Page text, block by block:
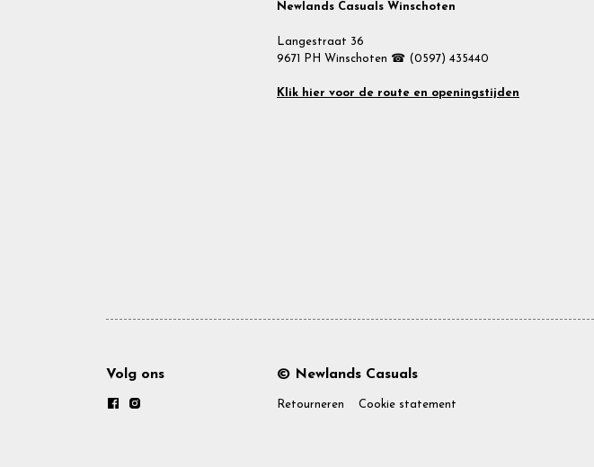
Newlands Casuals Winschoten
Langestraat 36
9671 PH Winschoten ☎ (0597) 435440
Klik hier voor de route en openingstijden
Volg ons © Newlands Casuals
Retourneren Cookie statement